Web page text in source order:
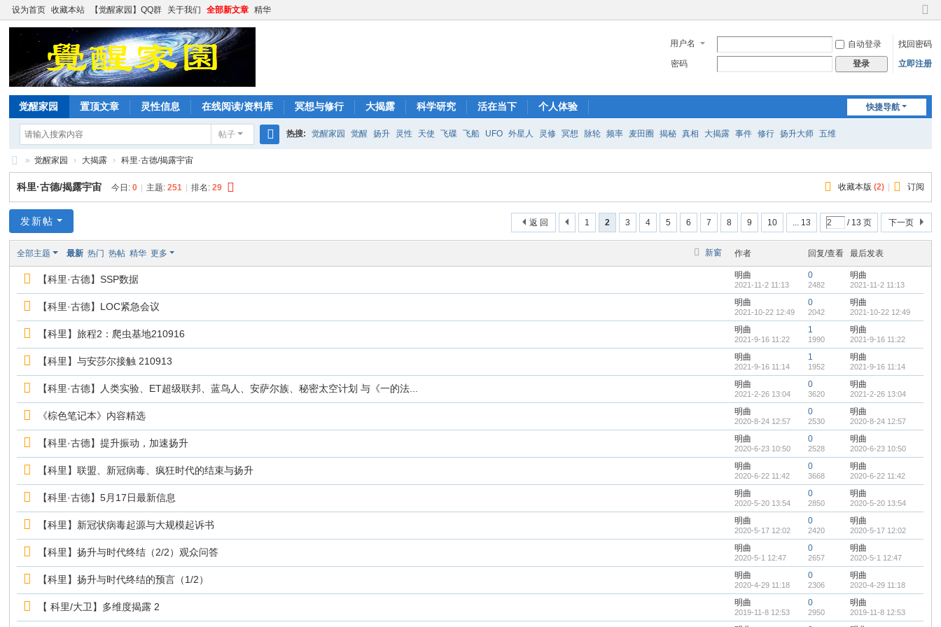
设为首页 收藏本站 【觉醒家园】QQ群 关于我们 全部新文章 精华
切
到
窄
用户名 自动登录
找回密码
密码
登录 立即注册
快捷导航
觉醒家园 置顶文章 灵性信息 在线阅读/资料库 冥想与修行 大揭露 科学研究 活在当下 个人体验
帖子
索
热搜: 觉醒家园 觉醒 扬升 灵性 天使 飞碟 飞船 UFO 外星人 灵修 冥想 脉轮 频率 麦田圈 揭秘 真相 大揭露 事件 修行 扬升大师 五维
觉
醒
家
园
» 觉醒家园 › 大揭露 › 科里·古德/揭露宇宙
收藏本版 (2) 订阅
科里·古德/揭露宇宙 今日:0 主题:251 排名:29
1 2 3 4 5 6 7 8 9 10 ... 13 / 13 页 下一页
返 回
发新帖
新窗
全部主题 最新 热门 热帖 精华 更多 作者 回复/查看 最后发表
【科里·古德】SSP数据 明曲
2021-11-2 11:13
0
2482
明曲
2021-11-2 11:13
【科里·古德】LOC紧急会议 明曲
2021-10-22 12:49
0
2042
明曲
2021-10-22 12:49
【科里】旅程2：爬虫基地210916 明曲
2021-9-16 11:22
1
1990
明曲
2021-9-16 11:22
【科里】与安莎尔接触 210913 明曲
2021-9-16 11:14
1
1952
明曲
2021-9-16 11:14
【科里·古德】人类实验、ET超级联邦、蓝鸟人、安萨尔族、秘密太空计划 与《一的法... 明曲
2021-2-26 13:04
0
3620
明曲
2021-2-26 13:04
《棕色笔记本》内容精选 明曲
2020-8-24 12:57
0
2530
明曲
2020-8-24 12:57
【科里·古德】提升振动，加速扬升 明曲
2020-6-23 10:50
0
2528
明曲
2020-6-23 10:50
【科里】联盟、新冠病毒、疯狂时代的结束与扬升 明曲
2020-6-22 11:42
0
3668
明曲
2020-6-22 11:42
【科里·古德】5月17日最新信息 明曲
2020-5-20 13:54
0
2850
明曲
2020-5-20 13:54
【科里】新冠状病毒起源与大规模起诉书 明曲
2020-5-17 12:02
0
2420
明曲
2020-5-17 12:02
【科里】扬升与时代终结（2/2）观众问答 明曲
2020-5-1 12:47
0
2657
明曲
2020-5-1 12:47
【科里】扬升与时代终结的预言（1/2） 明曲
2020-4-29 11:18
0
2306
明曲
2020-4-29 11:18
【 科里/大卫】多维度揭露 2 明曲
2019-11-8 12:53
0
2950
明曲
2019-11-8 12:53